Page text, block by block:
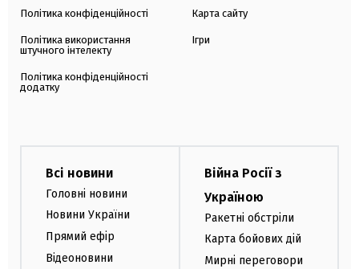
Політика конфіденційності
Політика використання
штучного інтелекту
Політика конфіденційності
додатку
Карта сайту
Ігри
Всі новини
Головні новини
Новини України
Прямий ефір
Відеоновини
Війна Росії з
Україною
Ракетні обстріли
Карта бойових дій
Мирні переговори